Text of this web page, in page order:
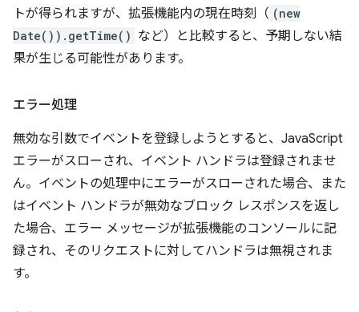
トが得られますが、拡張機能内の現在時刻（ (new
Date()).getTime() など）と比較すると、予期しない結
果が生じる可能性があります。
エラー処理
無効な引数でイベントを登録しようとすると、JavaScript
エラーがスローされ、イベント ハンドラは登録されませ
ん。イベントの処理中にエラーがスローされた場合、また
はイベント ハンドラが無効なブロック レスポンスを返し
た場合、エラー メッセージが拡張機能のコンソールに記
録され、そのリクエストに対してハンドラは無視されま
す。